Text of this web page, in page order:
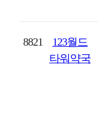
8821
123월드
타워약국